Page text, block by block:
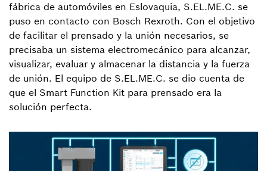
fábrica de automóviles en Eslovaquia, S.EL.ME.C. se
puso en contacto con Bosch Rexroth. Con el objetivo
de facilitar el prensado y la unión necesarios, se
precisaba un sistema electromecánico para alcanzar,
visualizar, evaluar y almacenar la distancia y la fuerza
de unión. El equipo de S.EL.ME.C. se dio cuenta de
que el Smart Function Kit para prensado era la
solución perfecta.